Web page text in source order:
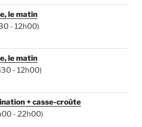
le matin
- 12h00)
le matin
- 12h00)
+ casse-croûte
- 22h00)